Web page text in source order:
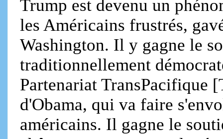
Trump est devenu un
les Américains frustrés,
Washington. Il y gagne le
traditionnellement
Partenariat TransPacifique
d'Obama, qui va faire
américains. Il gagne le